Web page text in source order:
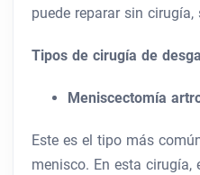
puede reparar sin cirugía,
Tipos de cirugía de
Meniscectomía
Este es el tipo más
menisco. En esta cirugía,